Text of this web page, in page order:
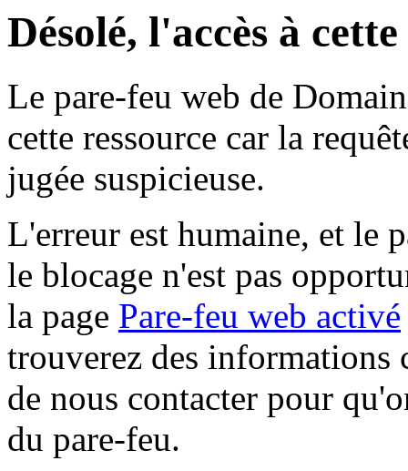
Désolé, l'accès à
Le pare-feu web de
cette ressource car la
jugée suspicieuse.
L'erreur est humaine, et le
le blocage n'est pas
la page Pare-feu web activé
trouverez des informations
de nous contacter pour
du pare-feu.